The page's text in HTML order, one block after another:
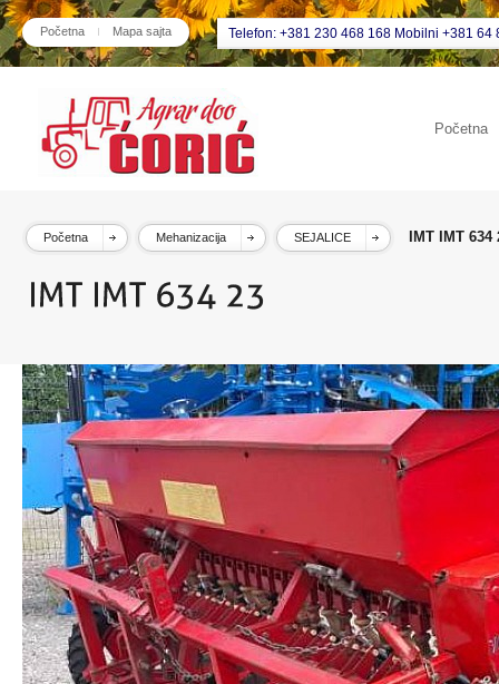
Početna Mapa sajta Telefon: +381 230 468 168 Mobilni +381 64
Početna
Početna Mehanizacija SEJALICE IMT IMT 634